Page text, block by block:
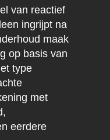
van reactief
ingrijpt na
maak
op basis van
type
met
eerdere